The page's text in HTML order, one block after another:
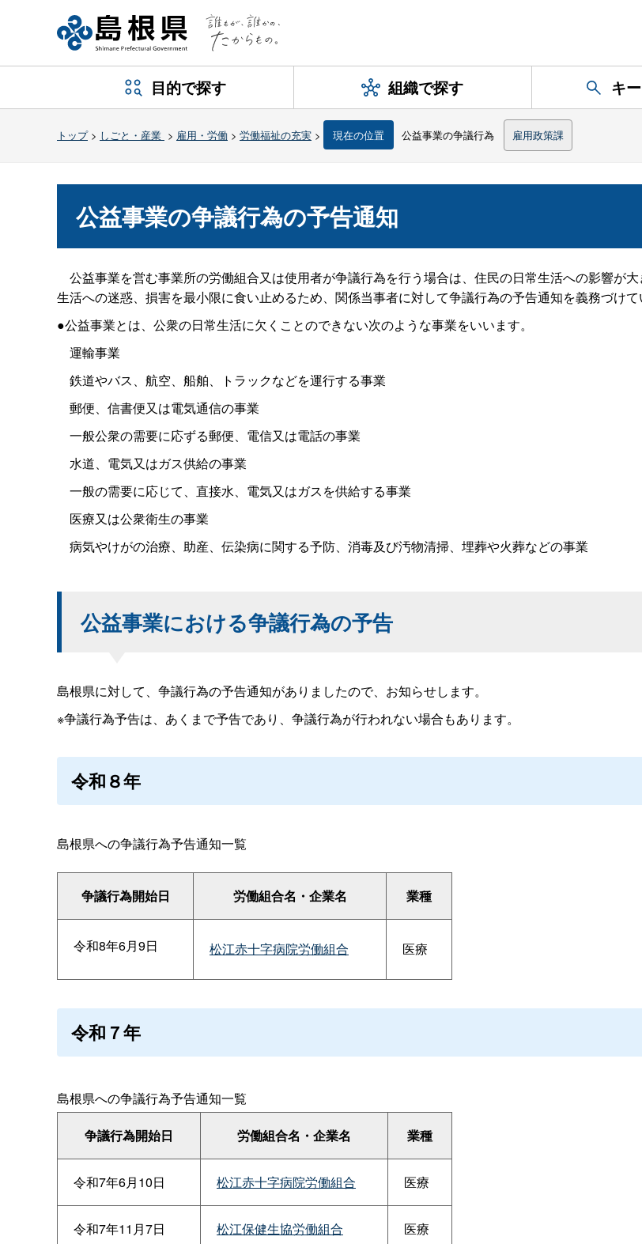
目的で探す 組織で探す キ
トップ> しごと・産業 > 雇用・労働 > 労働福祉の充実 > 現在の位置 公益事業の争議行為 雇用政策課
公益事業の争議行為の予告通知
公益事業を営む事業所の労働組合又は使用者が争議行為を行う場合は、住民の日常生活への影響が
生活への迷惑、損害を最小限に食い止めるため、関係当事者に対して争議行為の予告通知を義務づけて
●公益事業とは、公衆の日常生活に欠くことのできない次のような事業をいいます。
運輸事業
鉄道やバス、航空、船舶、トラックなどを運行する事業
郵便、信書便又は電気通信の事業
一般公衆の需要に応ずる郵便、電信又は電話の事業
水道、電気又はガス供給の事業
一般の需要に応じて、直接水、電気又はガスを供給する事業
医療又は公衆衛生の事業
病気やけがの治療、助産、伝染病に関する予防、消毒及び汚物清掃、埋葬や火葬などの事業
公益事業における争議行為の予告
島根県に対して、争議行為の予告通知がありましたので、お知らせします。
※争議行為予告は、あくまで予告であり、争議行為が行われない場合もあります。
令和８年
島根県への争議行為予告通知一覧
争議行為開始日 労働組合名・企業名 業種
令和8年6月9日 松江赤十字病院労働組合 医療
令和７年
島根県への争議行為予告通知一覧
争議行為開始日 労働組合名・企業名 業種
令和7年6月10日 松江赤十字病院労働組合 医療
令和7年11月7日 松江保健生協労働組合 医療